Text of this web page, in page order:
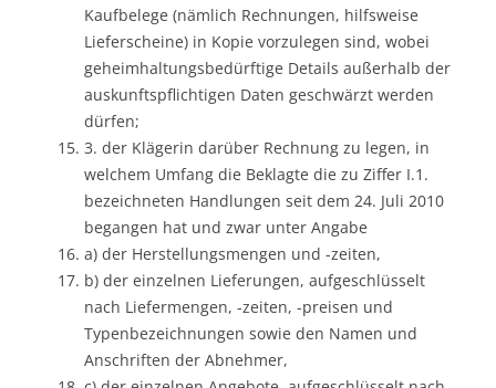
Kaufbelege (nämlich Rechnungen, hilfsweise
Lieferscheine) in Kopie vorzulegen sind, wobei
geheimhaltungsbedürftige Details außerhalb der
auskunftspflichtigen Daten geschwärzt werden
dürfen;
3. der Klägerin darüber Rechnung zu legen, in
welchem Umfang die Beklagte die zu Ziffer I.1.
bezeichneten Handlungen seit dem 24. Juli 2010
begangen hat und zwar unter Angabe
a) der Herstellungsmengen und -zeiten,
b) der einzelnen Lieferungen, aufgeschlüsselt
nach Liefermengen, -zeiten, -preisen und
Typenbezeichnungen sowie den Namen und
Anschriften der Abnehmer,